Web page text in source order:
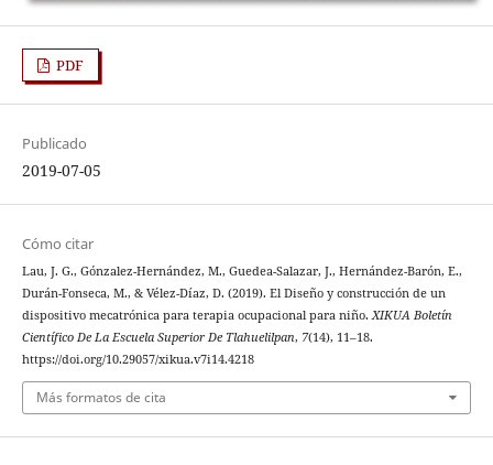
PDF
Publicado
2019-07-05
Cómo citar
Lau, J. G., Gónzalez-Hernández, M., Guedea-Salazar, J., Hernández-Barón, E.,
Durán-Fonseca, M., & Vélez-Díaz, D. (2019). El Diseño y construcción de un
dispositivo mecatrónica para terapia ocupacional para niño. XIKUA Boletín
Científico De La Escuela Superior De Tlahuelilpan, 7(14), 11–18.
https://doi.org/10.29057/xikua.v7i14.4218
Más formatos de cita